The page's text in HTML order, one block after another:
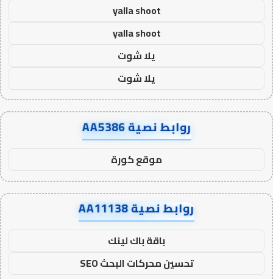
yalla shoot
yalla shoot
يلا شوت
يلا شوت
روابط نصية AA5386
موقع كورة
روابط نصية AA11138
باقة باك لينك
تحسين محركات البحث SEO